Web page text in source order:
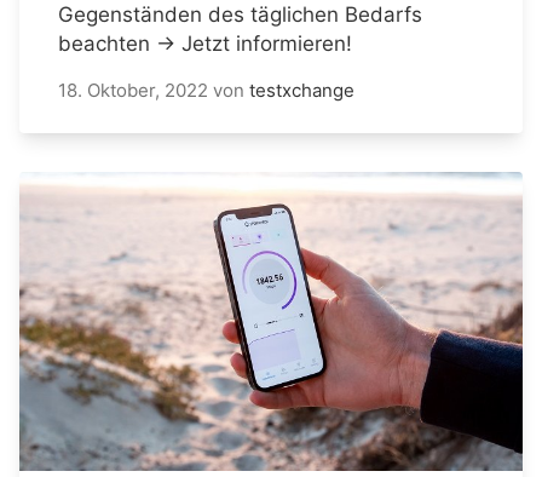
Gegenständen des täglichen Bedarfs
beachten → Jetzt informieren!
18. Oktober, 2022 von testxchange